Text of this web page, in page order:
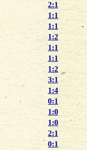
2:1
1:1
1:1
1:2
1:1
1:1
1:2
3:1
1:4
0:1
1:0
1:0
2:1
0:1